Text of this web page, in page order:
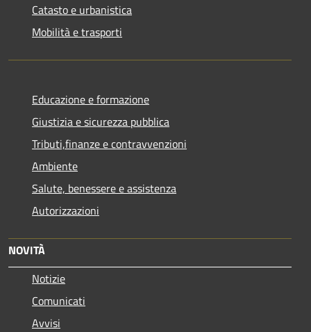
Catasto e urbanistica
Mobilità e trasporti
Educazione e formazione
Giustizia e sicurezza pubblica
Tributi,finanze e contravvenzioni
Ambiente
Salute, benessere e assistenza
Autorizzazioni
NOVITÀ
Notizie
Comunicati
Avvisi